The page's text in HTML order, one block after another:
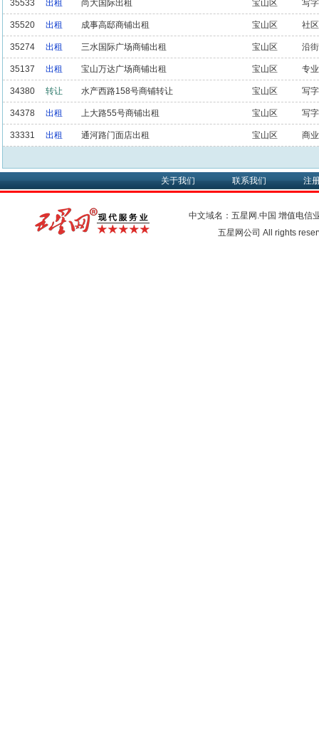
35533 出租 尚大国际出租 宝山区 写
35520 出租 成事高邸商铺出租 宝山区 社
35274 出租 三水国际广场商铺出租 宝山区 沿
35137 出租 宝山万达广场商铺出租 宝山区 专
34380 转让 水产西路158号商铺转让 宝山区 写
34378 出租 上大路55号商铺出租 宝山区 写
33331 出租 通河路门面店出租 宝山区 商
关于我们 联系我们 注
中文域名：五星网.中国 增值电信
五星网公司 All rights